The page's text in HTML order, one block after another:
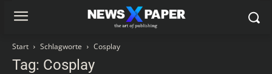
Start Schlagworte Cosplay
Tag: Cosplay